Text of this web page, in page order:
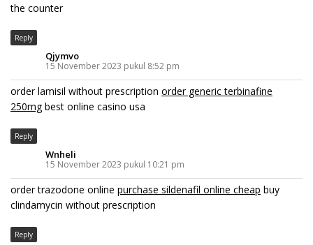
the counter
Reply
Qjymvo
15 November 2023 pukul 8:52 pm
order lamisil without prescription order generic terbinafine
250mgbest online casino usa
Reply
Wnheli
15 November 2023 pukul 10:21 pm
order trazodone online purchase sildenafil online cheap buy
clindamycin without prescription
Reply